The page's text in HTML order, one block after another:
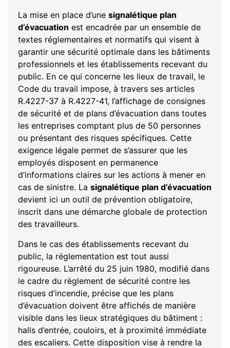
La mise en place d’une signalétique plan
d’évacuation est encadrée par un ensemble de
textes réglementaires et normatifs qui visent à
garantir une sécurité optimale dans les bâtiments
professionnels et les établissements recevant du
public. En ce qui concerne les lieux de travail, le
Code du travail impose, à travers ses articles
R.4227-37 à R.4227-41, l’affichage de consignes
de sécurité et de plans d’évacuation dans toutes
les entreprises comptant plus de 50 personnes
ou présentant des risques spécifiques. Cette
exigence légale permet de s’assurer que les
employés disposent en permanence
d’informations claires sur les actions à mener en
cas de sinistre. La signalétique plan d’évacuation
devient ici un outil de prévention obligatoire,
inscrit dans une démarche globale de protection
des travailleurs.
Dans le cas des établissements recevant du
public, la réglementation est tout aussi
rigoureuse. L’arrêté du 25 juin 1980, modifié dans
le cadre du règlement de sécurité contre les
risques d’incendie, précise que les plans
d’évacuation doivent être affichés de manière
visible dans les lieux stratégiques du bâtiment :
halls d’entrée, couloirs, et à proximité immédiate
des escaliers. Cette disposition vise à rendre la